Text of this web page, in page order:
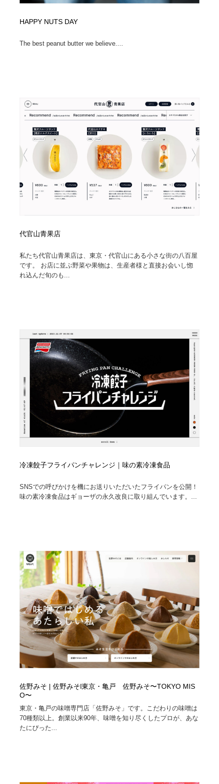
HAPPY NUTS DAY
The best peanut butter we believe....
代官山青果店
私たち代官山青果店は、東京・代官山にある小さな街の八百屋
です。 お店に並ぶ野菜や果物は、生産者様と直接お会いし惚
れ込んだ旬のも...
冷凍餃子フライパンチャレンジ｜味の素冷凍食品
SNSでの呼びかけを機にお送りいただいたフライパンを公開！
味の素冷凍食品はギョーザの永久改良に取り組んでいます。...
佐野みそ | 佐野みそl東京・亀戸 佐野みそ〜TOKYO MIS
O〜
東京・亀戸の味噌専門店「佐野みそ」です。こだわりの味噌は
70種類以上。創業以来90年、味噌を知り尽くしたプロが、あな
たにぴった...